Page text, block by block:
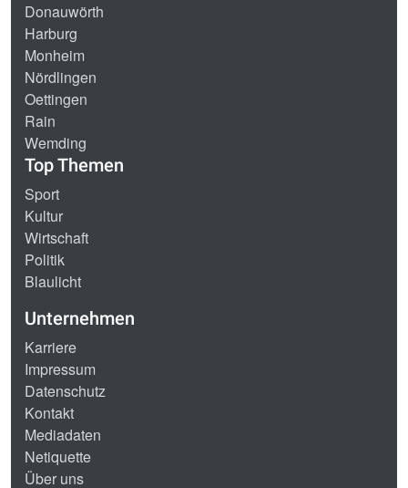
Donauwörth
Harburg
Monheim
Nördlingen
Oettingen
Rain
Wemding
Top Themen
Sport
Kultur
Wirtschaft
Politik
Blaulicht
Unternehmen
Karriere
Impressum
Datenschutz
Kontakt
Mediadaten
Netiquette
Über uns